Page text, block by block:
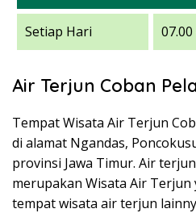
Setiap Hari
Air Terjun Coban
Tempat Wisata Air Terjun
di alamat Ngandas,
provinsi Jawa Timur. Air
merupakan Wisata Air
tempat wisata air terjun